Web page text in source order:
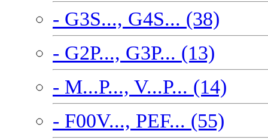
- G3S..., G4S... (38)
- G2P..., G3P... (13)
- M...P..., V...P... (14)
- F00V..., PEF... (55)